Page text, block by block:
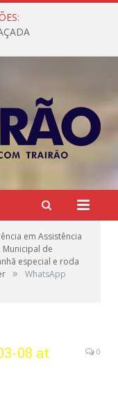
em Assistência
Municipal de
especial e roda
»
WhatsApp
08 at
0